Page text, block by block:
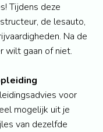
Tijdens deze
de lesauto,
Na de
wilt gaan of niet.
voor
mogelijk uit je
van dezelfde